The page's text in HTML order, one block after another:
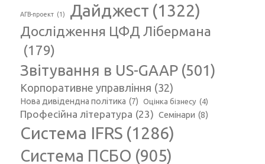
АГВ-проект (1) Дайджест (1322)
Дослідження ЦФД Лібермана
(179)
Звітування в US-GAAP (501)
Корпоративне управління (32)
Нова дивідендна політика (7) Оцінка бізнесу (4)
Професійна література (23) Семінари (8)
Система IFRS (1286)
Система ПСБО (905)